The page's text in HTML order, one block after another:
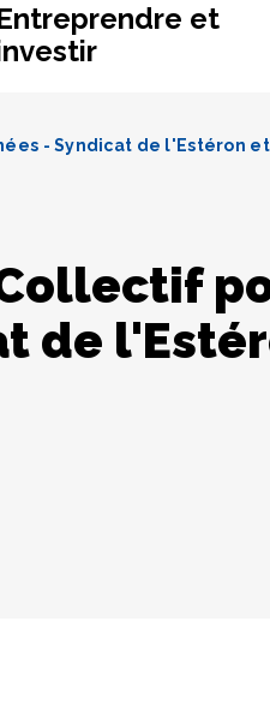
et
- Syndicat de l'Estéron
de